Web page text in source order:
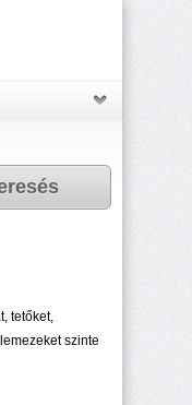
tetőket,
szinte